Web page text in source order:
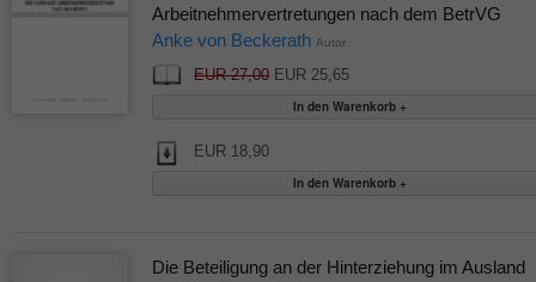
Arbeitnehmervertretungen nach dem BetrVG
Anke von Beckerath Autor
EUR 27,00EUR 25,65
EUR 18,90
Die Beteiligung an der Hinterziehung im Ausland